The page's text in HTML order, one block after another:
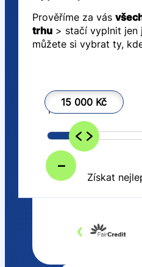
Prověříme za vás
trhu> stačí vyplnit jen
můžete si vybrat ty,
15 000 Kč
–
1 000 Kč
Získat
‹